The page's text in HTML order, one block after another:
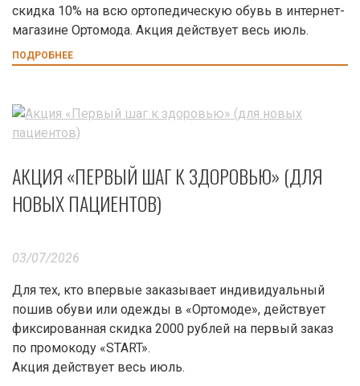
скидка 10% на всю ортопедическую обувь в интернет-
магазине Ортомода. Акция действует весь июль.
ПОДРОБНЕЕ
АКЦИЯ «ПЕРВЫЙ ШАГ К ЗДОРОВЬЮ» (ДЛЯ
НОВЫХ ПАЦИЕНТОВ)
03/07/2026
Для тех, кто впервые заказывает индивидуальный
пошив обуви или одежды в «Ортомоде», действует
фиксированная скидка 2000 рублей на первый заказ
по промокоду «START».
Акция действует весь июль.